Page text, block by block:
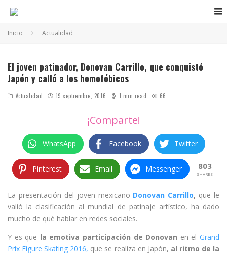
Inicio Actualidad
El joven patinador, Donovan Carrillo, que conquistó
Japón y calló a los homofóbicos
Actualidad 19 septiembre, 2016 1 min read 66
¡Comparte!
WhatsApp Facebook Twitter
Pinterest Email Messenger 803
SHARES
La presentación del joven mexicano Donovan Carrillo, que le
valió la clasificación al mundial de patinaje artístico, ha dado
mucho de qué hablar en redes sociales.
Y es que la emotiva participación de Donovan en el Grand
Prix Figure Skating 2016, que se realiza en Japón, al ritmo de la